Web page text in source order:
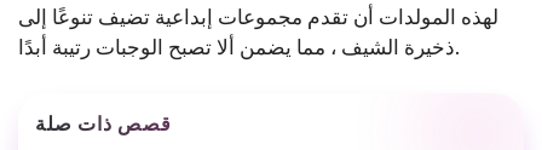
لهذه المولدات أن تقدم مجموعات إبداعية تضيف تنوعًا إلى
ذخيرة الشيف ، مما يضمن ألا تصبح الوجبات رتيبة أبدًا.
قصص ذات صلة